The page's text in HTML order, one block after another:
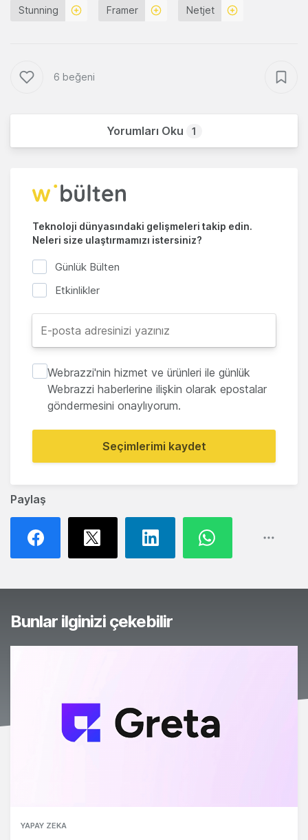
Paylaş
Stunning Framer Netjet
6 beğeni
Yorumları Oku 1
Teknoloji dünyasındaki gelişmeleri takip edin.
Neleri size ulaştırmamızı istersiniz?
Günlük Bülten
Etkinlikler
Webrazzi'nin hizmet ve ürünleri ile günlük
Webrazzi haberlerine ilişkin olarak epostalar
göndermesini onaylıyorum.
Seçimlerimi kaydet
Bunlar ilginizi çekebilir
YAPAY ZEKA